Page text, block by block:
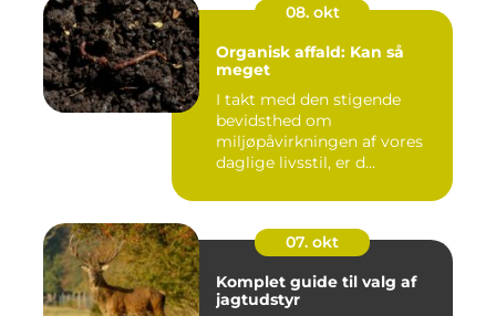
08. okt
Organisk affald: Kan så
meget
I takt med den stigende
bevidsthed om
miljøpåvirkningen af vores
daglige livsstil, er d...
07. okt
Komplet guide til valg af
jagtudstyr